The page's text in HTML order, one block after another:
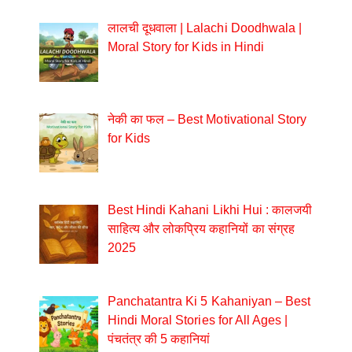
लालची दूधवाला | Lalachi Doodhwala |
Moral Story for Kids in Hindi
नेकी का फल – Best Motivational Story
for Kids
Best Hindi Kahani Likhi Hui : कालजयी
साहित्य और लोकप्रिय कहानियों का संग्रह
2025
Panchatantra Ki 5 Kahaniyan – Best
Hindi Moral Stories for All Ages |
पंचतंत्र की 5 कहानियां